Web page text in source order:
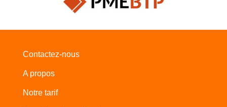
Contactez-nous
A propos
Notre tarif